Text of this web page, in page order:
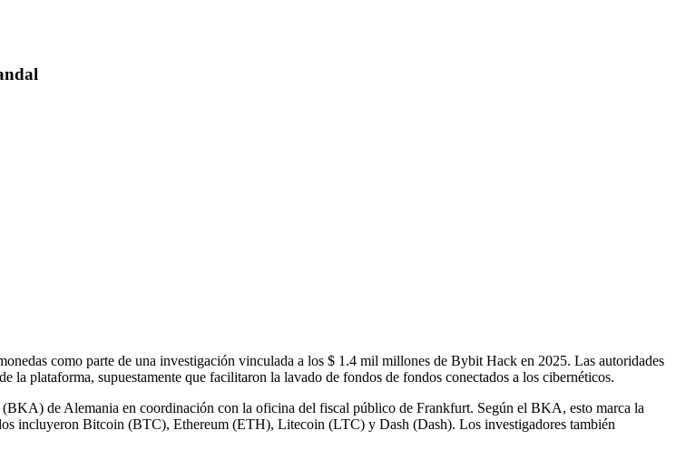
como parte de una investigación vinculada a los $ 1.4 mil millones de Bybit Hack en 2025. Las autoridades
plataforma, supuestamente que facilitaron la lavado de fondos de fondos conectados a los cibernéticos.
de Alemania en coordinación con la oficina del fiscal público de Frankfurt. Según el BKA, esto marca la
incluyeron Bitcoin (BTC), Ethereum (ETH), Litecoin (LTC) y Dash (Dash). Los investigadores también